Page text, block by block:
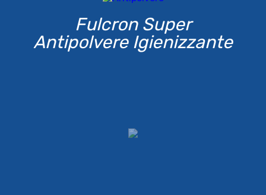
Fulcron Super
Antipolvere Igienizzante